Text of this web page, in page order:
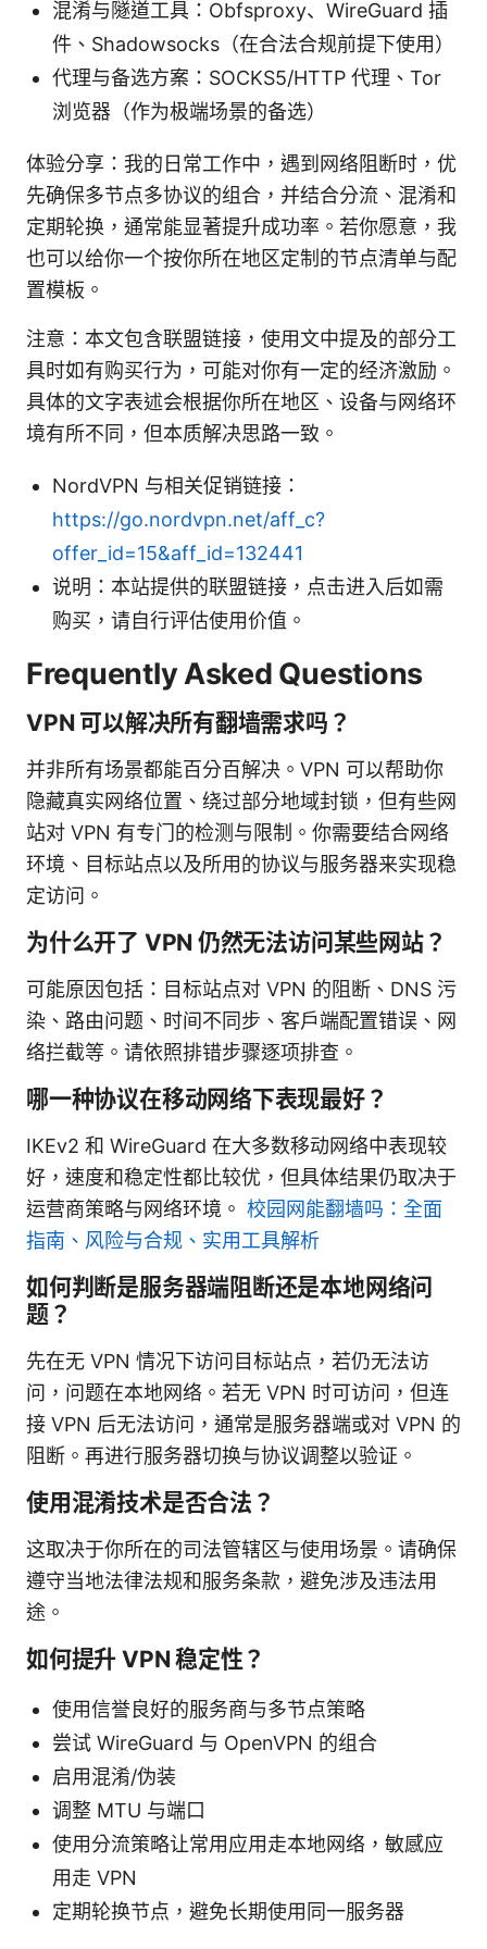
混淆与隧道工具：Obfsproxy、WireGuard 插
件、Shadowsocks（在合法合规前提下使用）
代理与备选方案：SOCKS5/HTTP 代理、Tor
浏览器（作为极端场景的备选）
体验分享：我的日常工作中，遇到网络阻断时，优
先确保多节点多协议的组合，并结合分流、混淆和
定期轮换，通常能显著提升成功率。若你愿意，我
也可以给你一个按你所在地区定制的节点清单与配
置模板。
注意：本文包含联盟链接，使用文中提及的部分工
具时如有购买行为，可能对你有一定的经济激励。
具体的文字表述会根据你所在地区、设备与网络环
境有所不同，但本质解决思路一致。
NordVPN 与相关促销链接：
https://go.nordvpn.net/aff_c?
offer_id=15&aff_id=132441
说明：本站提供的联盟链接，点击进入后如需
购买，请自行评估使用价值。
Frequently Asked Questions
VPN 可以解决所有翻墙需求吗？
并非所有场景都能百分百解决。VPN 可以帮助你
隐藏真实网络位置、绕过部分地域封锁，但有些网
站对 VPN 有专门的检测与限制。你需要结合网络
环境、目标站点以及所用的协议与服务器来实现稳
定访问。
为什么开了 VPN 仍然无法访问某些网站？
可能原因包括：目标站点对 VPN 的阻断、DNS 污
染、路由问题、时间不同步、客户端配置错误、网
络拦截等。请依照排错步骤逐项排查。
哪一种协议在移动网络下表现最好？
IKEv2 和 WireGuard 在大多数移动网络中表现较
好，速度和稳定性都比较优，但具体结果仍取决于
运营商策略与网络环境。 校园网能翻墙吗：全面
指南、风险与合规、实用工具解析
如何判断是服务器端阻断还是本地网络问
题？
先在无 VPN 情况下访问目标站点，若仍无法访
问，问题在本地网络。若无 VPN 时可访问，但连
接 VPN 后无法访问，通常是服务器端或对 VPN 的
阻断。再进行服务器切换与协议调整以验证。
使用混淆技术是否合法？
这取决于你所在的司法管辖区与使用场景。请确保
遵守当地法律法规和服务条款，避免涉及违法用
途。
如何提升 VPN 稳定性？
使用信誉良好的服务商与多节点策略
尝试 WireGuard 与 OpenVPN 的组合
启用混淆/伪装
调整 MTU 与端口
使用分流策略让常用应用走本地网络，敏感应
用走 VPN
定期轮换节点，避免长期使用同一服务器